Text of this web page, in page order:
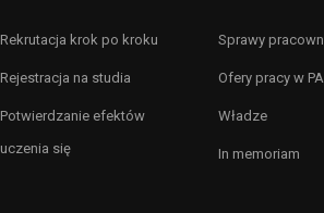
Rekrutacja krok po kroku
Rejestracja na studia
Potwierdzanie efektów
uczenia się
Sprawy
Ofery pracy w
Władze
In memoriam